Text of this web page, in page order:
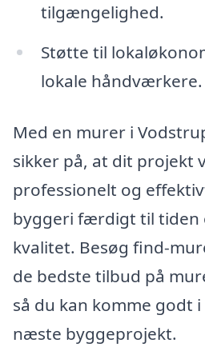
tilgængelighed.
Støtte til
lokale håndværkere.
Med en murer i
sikker på, at dit projekt
professionelt og
byggeri færdigt til tiden
kvalitet. Besøg find-
de bedste tilbud på
så du kan komme godt
næste byggeprojekt.